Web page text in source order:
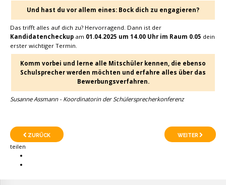
Und hast du vor allem eines: Bock dich zu engagieren?
Das trifft alles auf dich zu? Hervorragend. Dann ist der
Kandidatencheckup am 01.04.2025 um 14.00 Uhr im Raum 0.05 dein
erster wichtiger Termin.
Komm vorbei und lerne alle Mitschüler kennen, die ebenso
Schulsprecher werden möchten und erfahre alles über das
Bewerbungsverfahren.
Susanne Assmann - Koordinatorin der Schülersprecherkonferenz
ZURÜCK WEITER
teilen